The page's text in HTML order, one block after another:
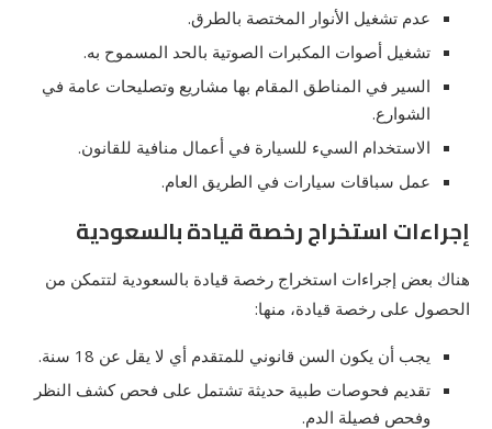
عدم تشغيل الأنوار المختصة بالطرق.
تشغيل أصوات المكبرات الصوتية بالحد المسموح به.
السير في المناطق المقام بها مشاريع وتصليحات عامة في
الشوارع.
الاستخدام السيء للسيارة في أعمال منافية للقانون.
عمل سباقات سيارات في الطريق العام.
إجراءات استخراج رخصة قيادة بالسعودية
هناك بعض إجراءات استخراج رخصة قيادة بالسعودية لتتمكن من
الحصول على رخصة قيادة، منها:
يجب أن يكون السن قانوني للمتقدم أي لا يقل عن 18 سنة.
تقديم فحوصات طبية حديثة تشتمل على فحص كشف النظر
وفحص فصيلة الدم.